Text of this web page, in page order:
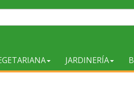
JARDINERÍA